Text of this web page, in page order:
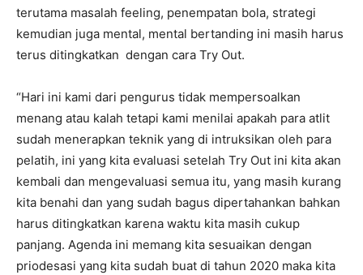
terutama masalah feeling, penempatan bola, strategi
kemudian juga mental, mental bertanding ini masih harus
terus ditingkatkan dengan cara Try Out.
“Hari ini kami dari pengurus tidak mempersoalkan
menang atau kalah tetapi kami menilai apakah para atlit
sudah menerapkan teknik yang di intruksikan oleh para
pelatih, ini yang kita evaluasi setelah Try Out ini kita akan
kembali dan mengevaluasi semua itu, yang masih kurang
kita benahi dan yang sudah bagus dipertahankan bahkan
harus ditingkatkan karena waktu kita masih cukup
panjang. Agenda ini memang kita sesuaikan dengan
priodesasi yang kita sudah buat di tahun 2020 maka kita